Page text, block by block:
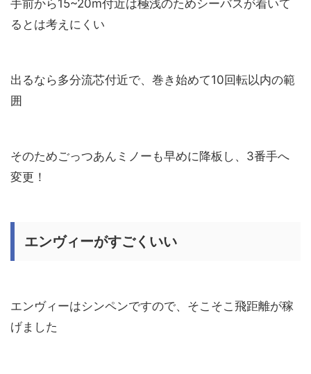
手前から15~20m付近は極浅のためシーバスが着いて
るとは考えにくい
出るなら多分流芯付近で、巻き始めて10回転以内の範
囲
そのためごっつあんミノーも早めに降板し、3番手へ
変更！
エンヴィーがすごくいい
エンヴィーはシンペンですので、そこそこ飛距離が稼
げました